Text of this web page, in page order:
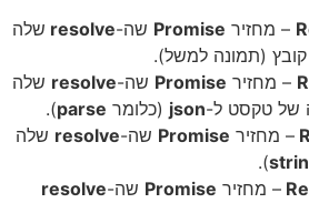
– מחזיר Promise שה-resolve שלה
קובץ (תמונה למשל).
– מחזיר Promise שה-resolve שלה
של טקסט ל-json (כלומר parse
).
– מחזיר Promise שה-resolve שלה
).
– מחזיר Promise שה-resolve